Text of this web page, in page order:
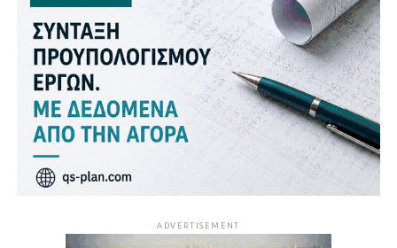
ADVERTISEMENT